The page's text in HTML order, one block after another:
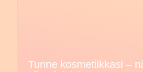
Tunne kosmetiikkasi –